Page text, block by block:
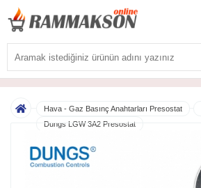
Hava - Gaz Basınç Anahtarları Presostat
Dungs LGW 3A2 Presostat